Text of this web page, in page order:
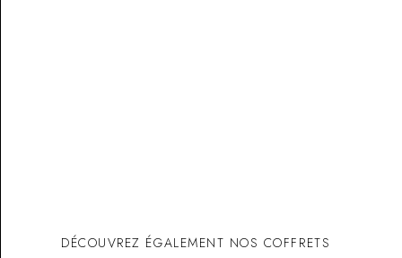
DÉCOUVREZ ÉGALEMENT NOS COFFRETS